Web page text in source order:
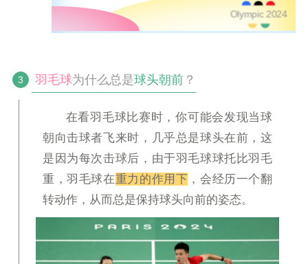
Olympic 2024
3 羽毛球为什么总是球头朝前 ？
在看羽毛球比赛时，你可能会发现当球
朝向击球者飞来时，几乎总是球头在前，这
是因为每次击球后，由于羽毛球球托比羽毛
重，羽毛球在重力的作用下 ，会经历一个翻
转动作，从而总是保持球头向前的姿态。